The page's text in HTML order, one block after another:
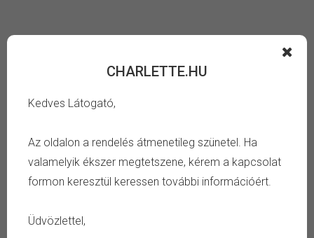
CHARLETTE.HU
Kedves Látogató,
Az oldalon a rendelés átmenetileg szünetel. Ha
valamelyik ékszer megtetszene, kérem a kapcsolat
formon keresztül keressen további információért.
Üdvözlettel,
Szín:
Ápolás: